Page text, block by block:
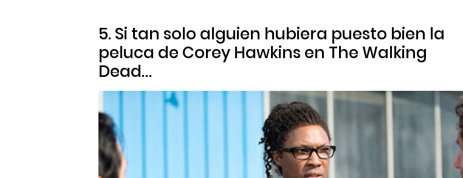
5. Si tan solo alguien hubiera puesto bien la
peluca de Corey Hawkins en The Walking
Dead…